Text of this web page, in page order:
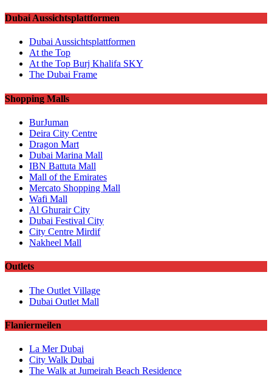
Dubai Aussichtsplattformen
Dubai Aussichtsplattformen
At the Top
At the Top Burj Khalifa SKY
The Dubai Frame
Shopping Malls
BurJuman
Deira City Centre
Dragon Mart
Dubai Marina Mall
IBN Battuta Mall
Mall of the Emirates
Mercato Shopping Mall
Wafi Mall
Al Ghurair City
Dubai Festival City
City Centre Mirdif
Nakheel Mall
Outlets
The Outlet Village
Dubai Outlet Mall
Flaniermeilen
La Mer Dubai
City Walk Dubai
The Walk at Jumeirah Beach Residence